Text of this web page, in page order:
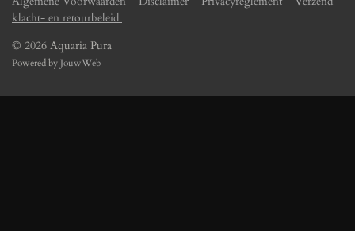
klacht- en retourbeleid
© 2026 Aquaria Pura
Powered by JouwWeb